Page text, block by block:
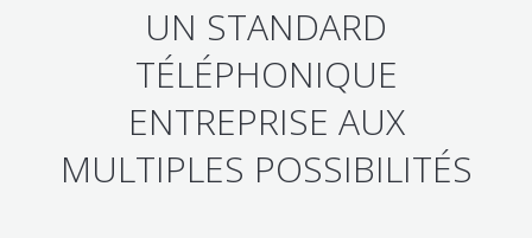
UN STANDARD
TÉLÉPHONIQUE
ENTREPRISE AUX
MULTIPLES POSSIBILITÉS